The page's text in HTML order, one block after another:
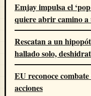
Emjay impulsa el
quiere abrir camino a
Rescatan a un
hallado solo,
EU reconoce
acciones